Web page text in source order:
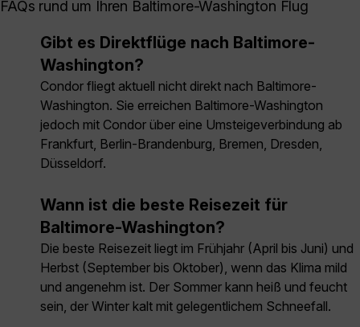
FAQs rund um Ihren Baltimore-Washington Flug
Gibt es Direktflüge nach Baltimore-
Washington?
Condor fliegt aktuell nicht direkt nach Baltimore-
Washington. Sie erreichen Baltimore-Washington
jedoch mit Condor über eine Umsteigeverbindung ab
Frankfurt, Berlin-Brandenburg, Bremen, Dresden,
Düsseldorf.
Wann ist die beste Reisezeit für
Baltimore-Washington?
Die beste Reisezeit liegt im Frühjahr (April bis Juni) und
Herbst (September bis Oktober), wenn das Klima mild
und angenehm ist. Der Sommer kann heiß und feucht
sein, der Winter kalt mit gelegentlichem Schneefall.